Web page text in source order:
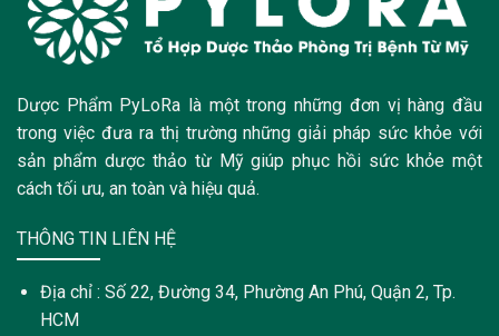
Dược Phẩm PyLoRa là một trong những đơn vị hàng đầu
trong việc đưa ra thị trường những giải pháp sức khỏe với
sản phẩm dược thảo từ Mỹ giúp phục hồi sức khỏe một
cách tối ưu, an toàn và hiệu quả.
THÔNG TIN LIÊN HỆ
Địa chỉ : Số 22, Đường 34, Phường An Phú, Quận 2, Tp.
HCM